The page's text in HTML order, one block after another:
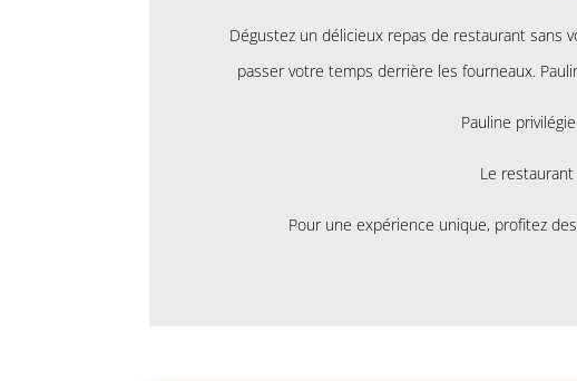
Dégustez un délicieux repas de restaurant sans
passer votre temps derrière les fourneaux.
Pauline
Le
Pour une expérience unique, profitez